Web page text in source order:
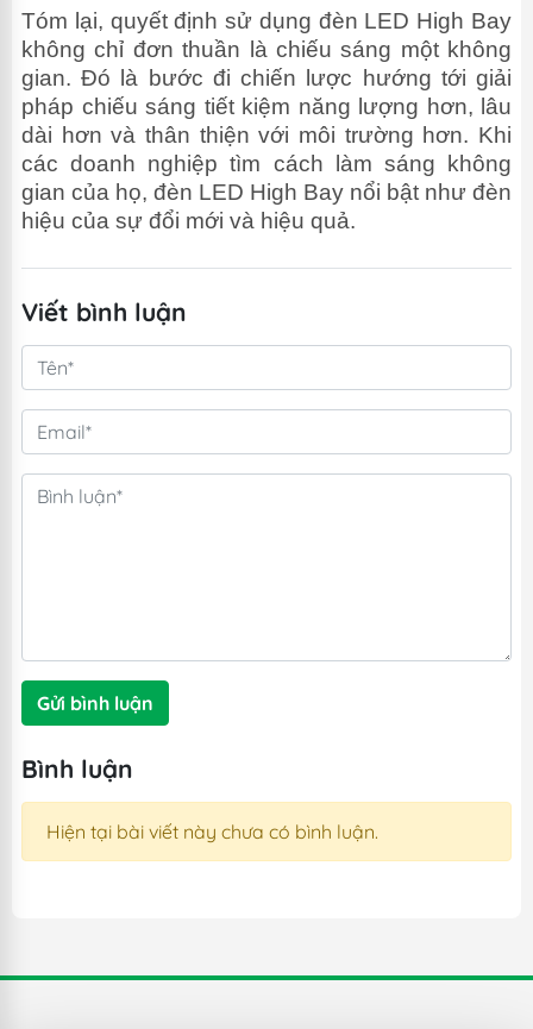
Tóm lại, quyết định sử dụng đèn LED High Bay
không chỉ đơn thuần là chiếu sáng một không
gian. Đó là bước đi chiến lược hướng tới giải
pháp chiếu sáng tiết kiệm năng lượng hơn, lâu
dài hơn và thân thiện với môi trường hơn. Khi
các doanh nghiệp tìm cách làm sáng không
gian của họ, đèn LED High Bay nổi bật như đèn
hiệu của sự đổi mới và hiệu quả.
Viết bình luận
Gửi bình luận
Bình luận
Hiện tại bài viết này chưa có bình luận.